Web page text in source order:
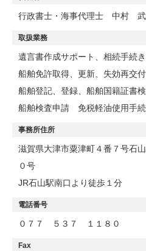
行政書士・海事代理士 中村 武
取扱業務
遺言書作成サポート、相続手続
船舶免許取得、更新、失効再交
船舶登記、登録、船舶国籍証書
船舶検査申請 免税軽油使用手
事務所住所
滋賀県大津市粟津町４番７号石
０号
JR石山駅南口より徒歩１分
電話番号
０７７ ５３７ １１８０
Fax